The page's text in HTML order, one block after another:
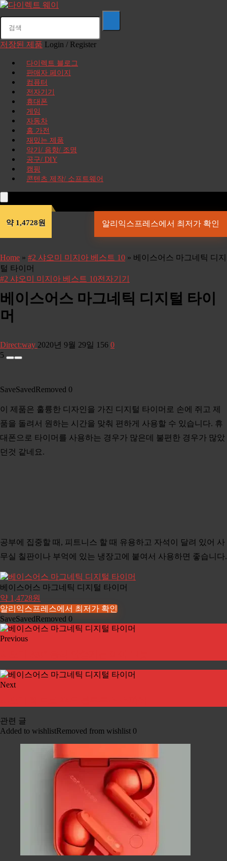
저장된 제품 Login / Register
다이렉트 블로그
판매자 페이지
컴퓨터
전자기기
휴대폰
게임
자동차
홈 가전
재밌는 제품
악기/ 음향/ 조명
공구/ DIY
캠핑
콘텐츠 제작/ 소프트웨어
약 1,4728원 알리익스프레스에서 최저가 확인
Home » #2 샤오미 미지아 베스트 10 » 베이스어스 마그네틱 디지
털 타이머
#2 샤오미 미지아 베스트 10전자기기
베이스어스 마그네틱 디지털 타이
머
Direct:way 2020년 9월 29일 156 0
5
SaveSavedRemoved 0
이 제품은 훌륭한 디자인을 가진 디지털 타이머로 손에 쥐고 제
품을 돌려서 원하는 시간을 맞춰 편하게 사용할 수 있습니다. 휴
대폰으로 타이머를 사용하는 경우가 많은데 불편한 경우가 많았
던것 같네요.
공부에 집중할 때, 피트니스 할 때 유용하고 자석이 달려 있어 사
무실 칠판이나 부억에 있는 냉장고에 붙여서 사용하면 좋습니다.
베이스어스 마그네틱 디지털 타이머
약 1,4728원
알리익스프레스에서 최저가 확인
SaveSavedRemoved 0
Previous
Next
관련 글
Added to wishlistRemoved from wishlist 0